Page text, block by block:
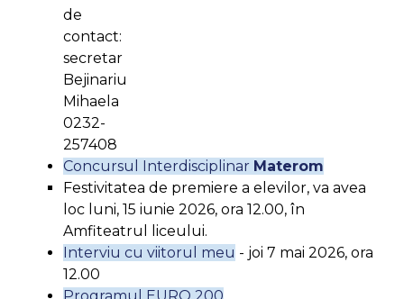
de
contact:
secretar
Bejinariu
Mihaela
0232-
257408
Concursul Interdisciplinar Materom
Festivitatea de premiere a elevilor, va avea
loc luni, 15 iunie 2026, ora 12.00, în
Amfiteatrul liceului.
Interviu cu viitorul meu - joi 7 mai 2026, ora
12.00